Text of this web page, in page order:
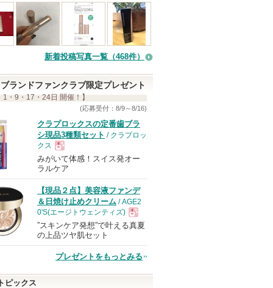
新着投稿写真一覧（468件）
ブランドファンクラブ限定プレゼント
1・9・17・24日 開催！】
(応募受付：8/9～8/16)
クラプロックスの定番歯ブラ
シ現品3種類セット / クラプロッ
クス
現
品
みがいて体感！スイス発オー
ラルケア
【現品２点】美容液ファンデ
＆日焼け止めクリーム / AGE2
0'S(エージトウェンティズ)
現
品
”スキンケア発想”で叶える真夏
の上品ツヤ肌セット
プレゼントをもっとみる
ピックス